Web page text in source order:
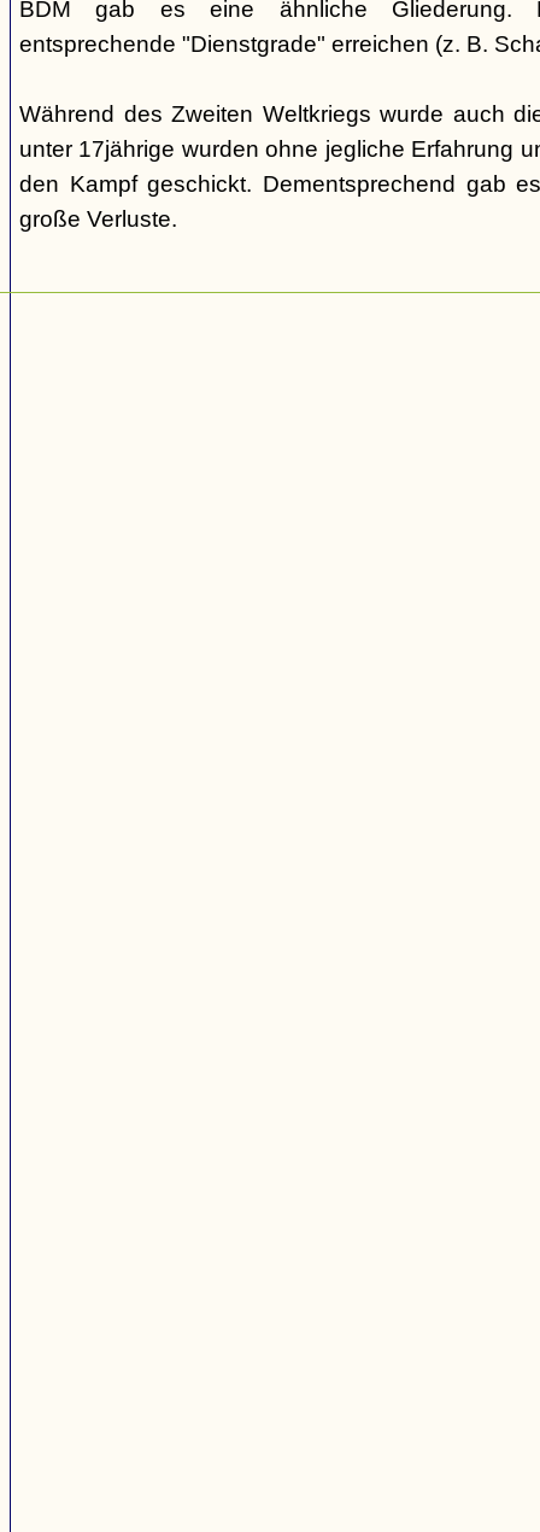
BDM gab es eine ähnliche Gliederung.
entsprechende "Dienstgrade" erreichen (z. B.
Während des Zweiten Weltkriegs wurde auch
unter 17jährige wurden ohne jegliche Erfahrung
den Kampf geschickt. Dementsprechend gab
große Verluste.